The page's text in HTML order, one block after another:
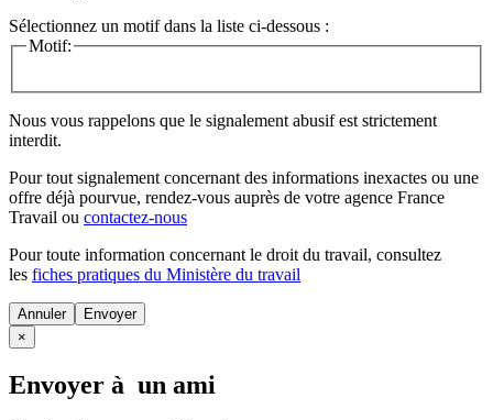
Sélectionnez un motif dans la liste ci-dessous :
Motif:
Nous vous rappelons que le signalement abusif est strictement
interdit.
Pour tout signalement concernant des informations inexactes ou une
offre déjà pourvue, rendez-vous auprès de votre agence France
Travail ou contactez-nous
Pour toute information concernant le droit du travail, consultez
les fiches pratiques du Ministère du travail
Annuler
×
Envoyer à un ami